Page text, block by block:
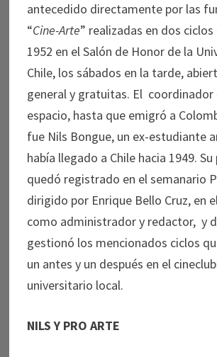
antecedido directamente por las
“Cine-Arte” realizadas en dos ciclos
1952 en el Salón de Honor de la
Chile, los sábados en la tarde,
general y gratuitas. El coordinador
espacio, hasta que emigró a
fue Nils Bongue, un ex-estudiante
había llegado a Chile hacia 1949.
quedó registrado en el semanario
dirigido por Enrique Bello Cruz, en
como administrador y redactor, y
gestionó los mencionados ciclos
un antes y un después en el
universitario local.
NILS Y PRO ARTE